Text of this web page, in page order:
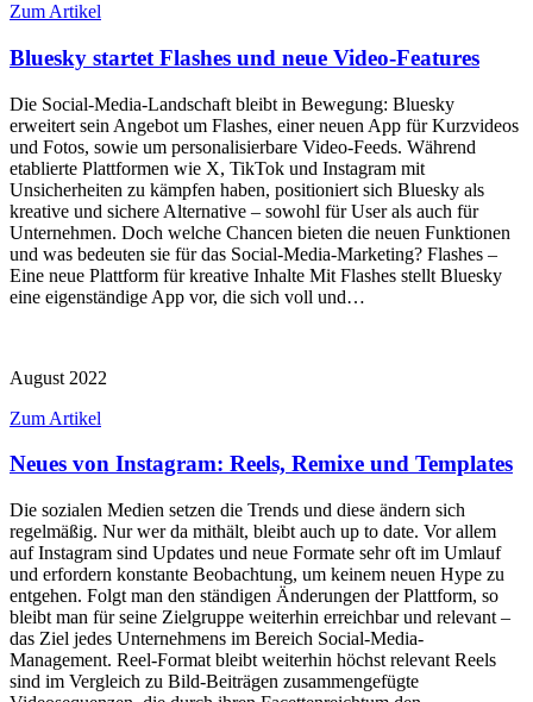
Zum Artikel
Bluesky startet Flashes und neue Video-Features
Die Social-Media-Landschaft bleibt in Bewegung: Bluesky
erweitert sein Angebot um Flashes, einer neuen App für Kurzvideos
und Fotos, sowie um personalisierbare Video-Feeds. Während
etablierte Plattformen wie X, TikTok und Instagram mit
Unsicherheiten zu kämpfen haben, positioniert sich Bluesky als
kreative und sichere Alternative – sowohl für User als auch für
Unternehmen. Doch welche Chancen bieten die neuen Funktionen
und was bedeuten sie für das Social-Media-Marketing? Flashes –
Eine neue Plattform für kreative Inhalte Mit Flashes stellt Bluesky
eine eigenständige App vor, die sich voll und…
August 2022
Zum Artikel
Neues von Instagram: Reels, Remixe und Templates
Die sozialen Medien setzen die Trends und diese ändern sich
regelmäßig. Nur wer da mithält, bleibt auch up to date. Vor allem
auf Instagram sind Updates und neue Formate sehr oft im Umlauf
und erfordern konstante Beobachtung, um keinem neuen Hype zu
entgehen. Folgt man den ständigen Änderungen der Plattform, so
bleibt man für seine Zielgruppe weiterhin erreichbar und relevant –
das Ziel jedes Unternehmens im Bereich Social-Media-
Management. Reel-Format bleibt weiterhin höchst relevant Reels
sind im Vergleich zu Bild-Beiträgen zusammengefügte